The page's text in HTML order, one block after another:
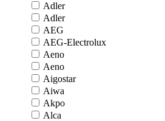
Adler
Adler
AEG
AEG-Electrolux
Aeno
Aeno
Aigostar
Aiwa
Akpo
Alca